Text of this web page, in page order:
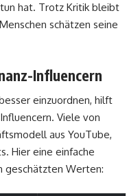
hat. Trotz Kritik bleibt
schätzen seine
Influencern
einzuordnen, hilft
Viele von
aus YouTube,
Hier eine einfache
geschätzten Werten: